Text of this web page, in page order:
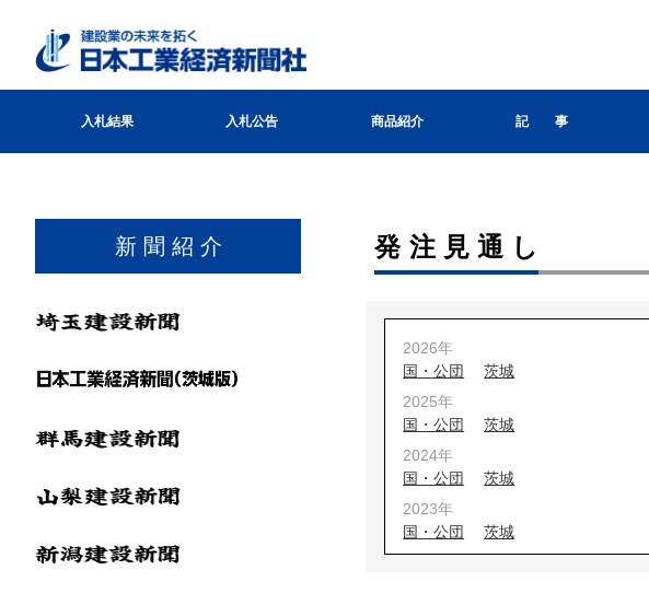
入札結果 入札公告 商品紹介 記 事
新 聞 紹 介 発注見通し
2026年
国・公団
茨城
2025年
国・公団
茨城
2024年
国・公団
茨城
2023年
国・公団
茨城